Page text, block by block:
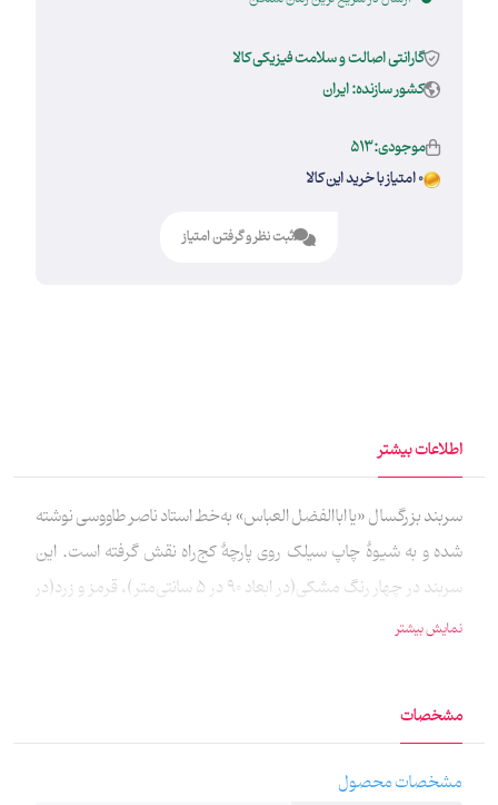
گارانتی اصالت و سلامت فیزیکی کالا
کشور سازنده: ایران
موجودی:513
0 امتیاز با خرید این کالا
ثبت نظر و گرفتن امتیاز
اطلاعات بیشتر
سربند بزرگسال «یا اباالفضل العباس» به‌خط استاد ناصر طاووسی نوشته
شده و به شیوهٔ چاپ سیلک روی پارچهٔ کج‌راه نقش گرفته است. این
سربند در چهار رنگ مشکی(در ابعاد 90 در 5 سانتی‌متر)، قرمز و زرد(در
نمایش بیشتر
مشخصات
مشخصات محصول